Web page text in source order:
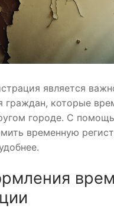
является
граждан, которые
городе. С
временную